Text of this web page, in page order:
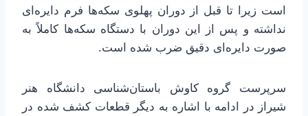
است زیرا تا قبل از دوران پهلوی سکه‌ها فرم دایره‌ای
نداشته و پس از این دوران با دستگاه سکه‌ها کاملاً به
صورت دایره‌ای دقیق ضرب شده است.
سرپرست گروه کاوش باستان‌شناسی دانشگاه هنر
شیراز در ادامه با اشاره به دیگر قطعات کشف شده در